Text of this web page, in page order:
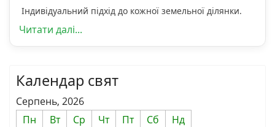
Індивідуальний підхід до кожної земельної ділянки.
Читати далі...
Календар свят
Серпень, 2026
Пн
Вт Ср Чт Пт Сб
Нд